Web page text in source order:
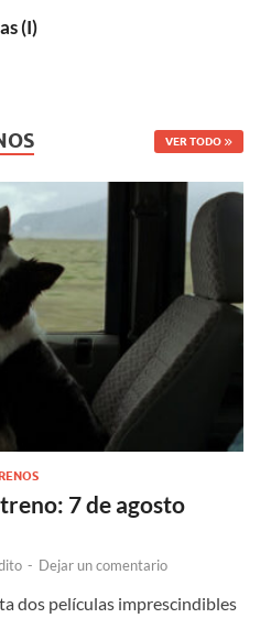
(I)
VER TODO
7 de agosto
- Dejar un comentario
dos películas imprescindibles